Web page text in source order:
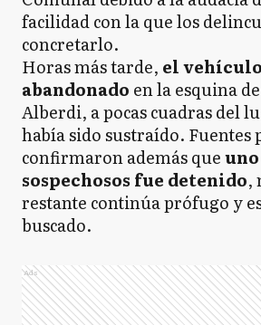
facilidad con la que los
concretarlo.
Horas más tarde, el
abandonado en la esquina
Alberdi, a pocas cuadras del
había sido sustraído. Fuentes
confirmaron además queuno
sospechosos fue detenido,
restante continúa prófugo y
buscado.
Ads